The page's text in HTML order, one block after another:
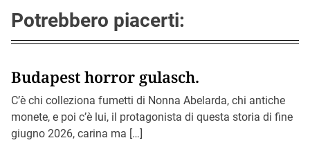
Potrebbero piacerti:
Budapest horror gulasch.
C’è chi colleziona fumetti di Nonna Abelarda, chi antiche
monete, e poi c’è lui, il protagonista di questa storia di fine
giugno 2026, carina ma […]